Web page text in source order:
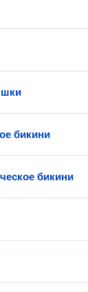
бикини
бикини